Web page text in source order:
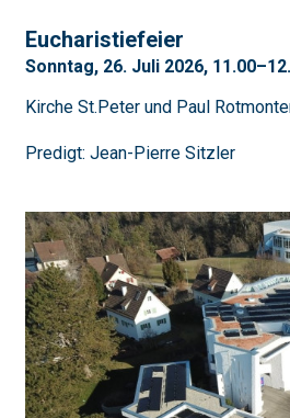
Eucharistiefeier
Sonntag, 26. Juli 2026,
Kirche St.Peter und Paul
Predigt: Jean-Pierre Sitzler